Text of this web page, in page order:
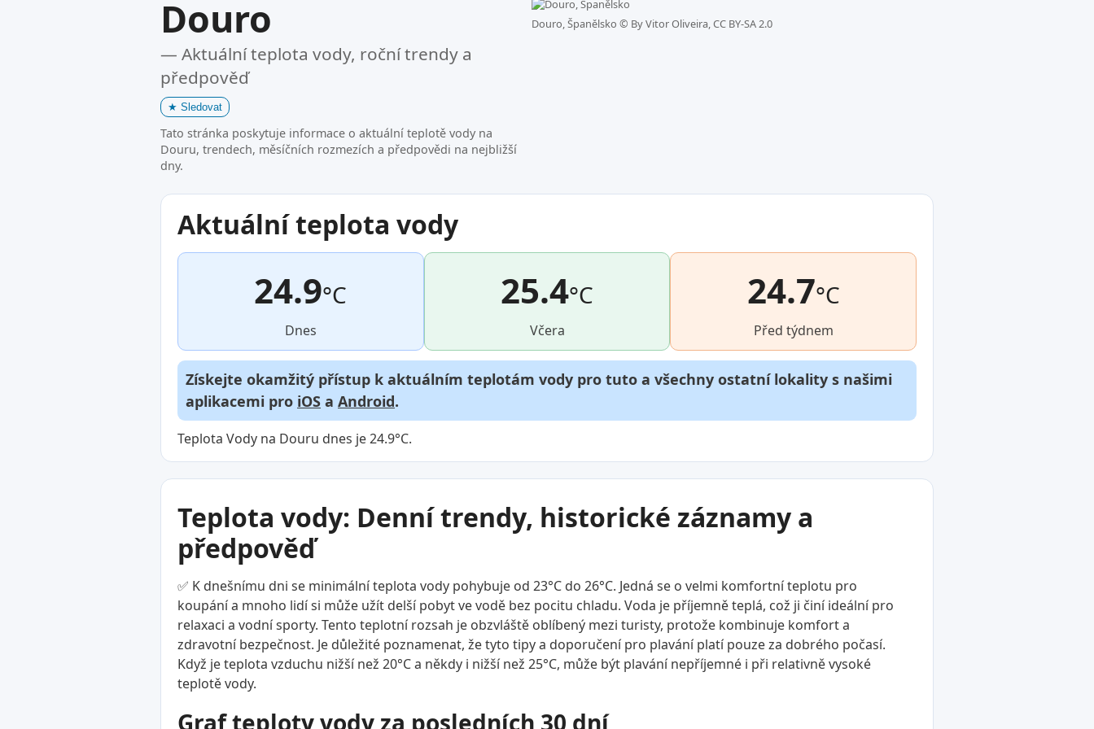
Douro
— Aktuální teplota vody, roční trendy a
předpověď
★ Sledovat
Tato stránka poskytuje informace o aktuální teplotě vody na
Douru, trendech, měsíčních rozmezích a předpovědi na nejbližší
dny.
Douro, Španělsko © By Vitor Oliveira, CC BY-SA 2.0
Aktuální teplota vody
24.9°C
Dnes
25.4°C
Včera
24.7°C
Před týdnem
Získejte okamžitý přístup k aktuálním teplotám vody pro tuto a všechny ostatní lokality s našimi
aplikacemi pro iOS a Android.
Teplota Vody na Douru dnes je 24.9°C.
Teplota vody: Denní trendy, historické záznamy a
předpověď
✅ K dnešnímu dni se minimální teplota vody pohybuje od 23°C do 26°C. Jedná se o velmi komfortní teplotu pro
koupání a mnoho lidí si může užít delší pobyt ve vodě bez pocitu chladu. Voda je příjemně teplá, což ji činí ideální pro
relaxaci a vodní sporty. Tento teplotní rozsah je obzvláště oblíbený mezi turisty, protože kombinuje komfort a
zdravotní bezpečnost. Je důležité poznamenat, že tyto tipy a doporučení pro plavání platí pouze za dobrého počasí.
Když je teplota vzduchu nižší než 20°C a někdy i nižší než 25°C, může být plavání nepříjemné i při relativně vysoké
teplotě vody.
Graf teploty vody za posledních 30 dní